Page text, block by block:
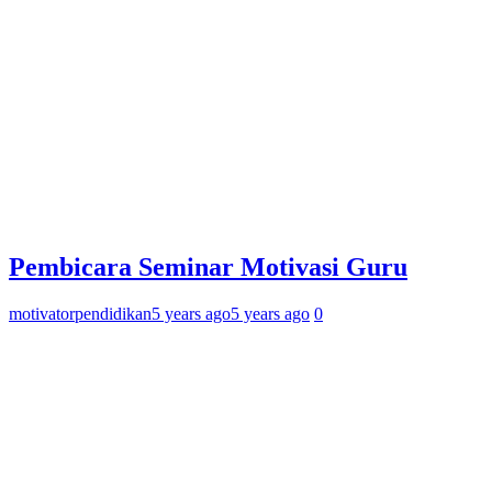
Pembicara Seminar Motivasi Guru
motivatorpendidikan5 years ago5 years ago 0